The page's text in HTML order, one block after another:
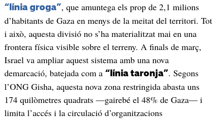
“línia groga”, que amuntega els prop de 2,1 milions
d’habitants de Gaza en menys de la meitat del territori. Tot
i això, aquesta divisió no s’ha materialitzat mai en una
frontera física visible sobre el terreny. A finals de març,
Israel va ampliar aquest sistema amb una nova
demarcació, batejada com a “línia taronja”. Segons
l’ONG Gisha, aquesta nova zona restringida abasta uns
174 quilòmetres quadrats —gairebé el 48% de Gaza— i
limita l’accés i la circulació d’organitzacions